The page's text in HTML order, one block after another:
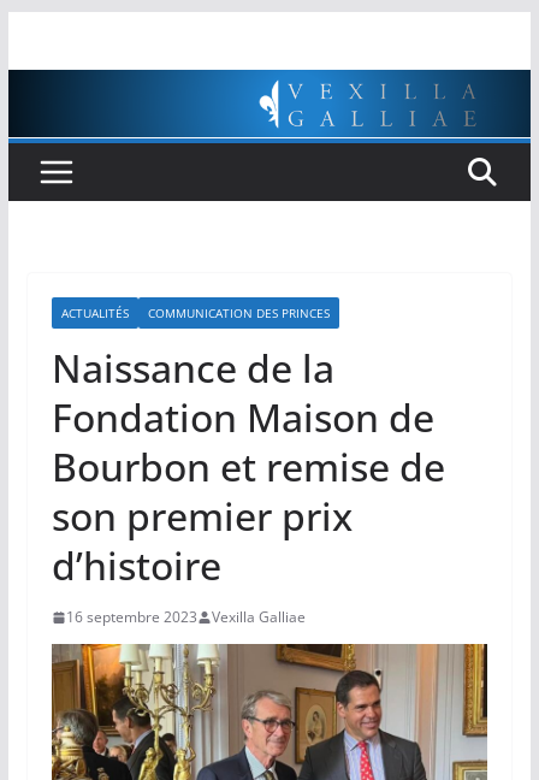
ACTUALITÉS COMMUNICATION DES PRINCES
Naissance de la
Fondation Maison de
Bourbon et remise de
son premier prix
d’histoire
16 septembre 2023 Vexilla Galliae